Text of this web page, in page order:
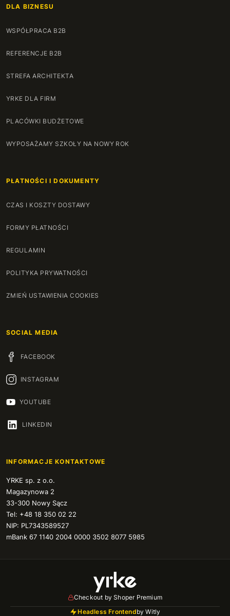
DLA BIZNESU
WSPÓŁPRACA B2B
REFERENCJE B2B
STREFA ARCHITEKTA
YRKE DLA FIRM
PLACÓWKI BUDŻETOWE
WYPOSAŻAMY SZKOŁY NA NOWY ROK
PŁATNOŚCI I DOKUMENTY
CZAS I KOSZTY DOSTAWY
FORMY PŁATNOŚCI
REGULAMIN
POLITYKA PRYWATNOŚCI
ZMIEŃ USTAWIENIA COOKIES
SOCIAL MEDIA
FACEBOOK
INSTAGRAM
YOUTUBE
LINKEDIN
INFORMACJE KONTAKTOWE
YRKE sp. z o.o.
Magazynowa 2
33-300 Nowy Sącz
Tel: +48 18 350 02 22
NIP: PL7343589527
mBank 67 1140 2004 0000 3502 8077 5985
Checkout by Shoper Premium
Headless Frontendby Witly